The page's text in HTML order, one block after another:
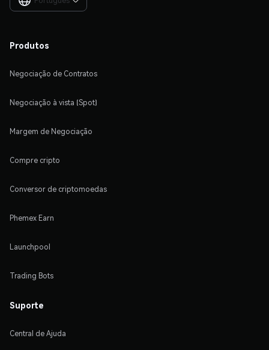
Produtos
Negociação de Contratos
Negociação à vista (Spot)
Margem de Negociação
Compre cripto
Conversor de criptomoedas
Phemex Earn
Launchpool
Trading Bots
Suporte
Central de Ajuda